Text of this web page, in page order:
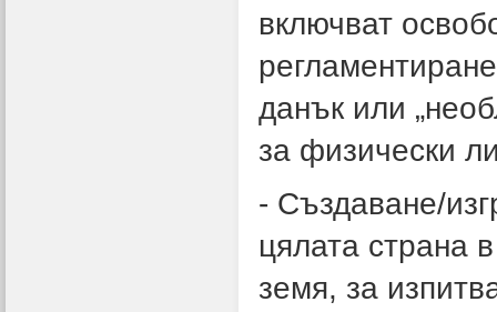
включват
данък или
за физически
- Създаване/
цялата страна
земя, за